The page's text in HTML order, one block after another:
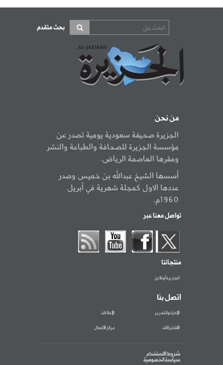
بحث متقدم
من نحن
الجزيرة صحيفة سعودية يومية تصدر عن
مؤسسة الجزيرة للصحافة والطباعة والنشر
ومقرها العاصمة الرياض.
أسسها الشيخ عبدالله بن خميس وصدر
عددها الاول كمجلة شهرية في أبريل
1960م.
تواصل معنا عبر
منتجاتنا
الجزيرة أونلاين
اتصل بنا
الإدارة والتحرير الإعلانات
الاشتراكات مركز الاتصال
شروط الاستخدام
سياسة الخصوصية